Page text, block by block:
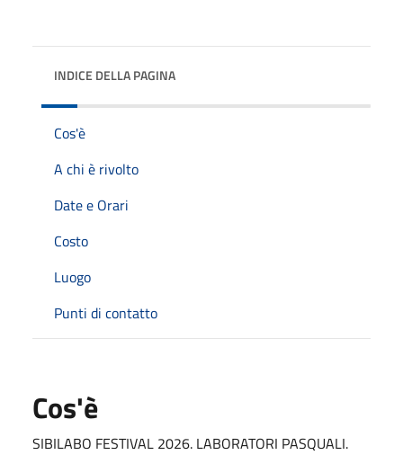
INDICE DELLA PAGINA
Cos'è
A chi è rivolto
Date e Orari
Costo
Luogo
Punti di contatto
Cos'è
SIBILABO FESTIVAL 2026. LABORATORI PASQUALI.